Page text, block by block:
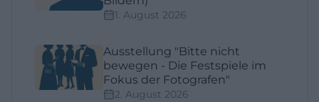
1. August 2026
Ausstellung "Bitte nicht
bewegen - Die Festspiele im
Fokus der Fotografen"
2. August 2026